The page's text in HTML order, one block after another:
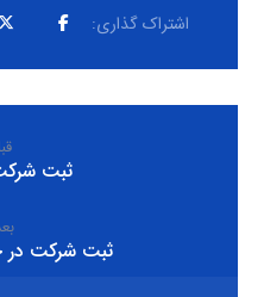
ثبت
ثبت شرکت در